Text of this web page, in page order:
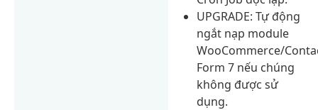
UPGRADE: Tự động
ngắt nạp module
WooCommerce/
Form 7 nếu chúng
không được sử
dụng.